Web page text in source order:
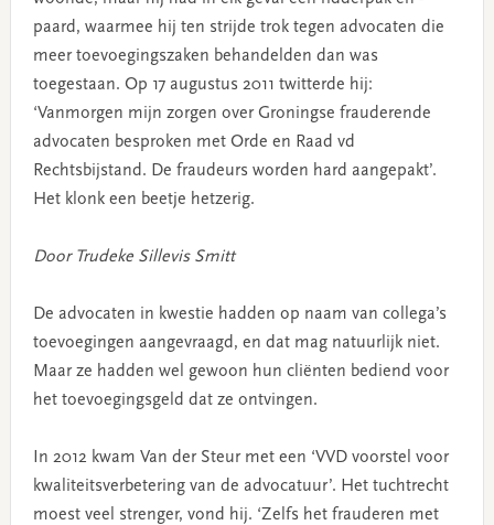
paard, waarmee hij ten strijde trok tegen advocaten die
meer toevoegingszaken behandelden dan was
toegestaan. Op 17 augustus 2011 twitterde hij:
‘Vanmorgen mijn zorgen over Groningse frauderende
advocaten besproken met Orde en Raad vd
Rechtsbijstand. De fraudeurs worden hard aangepakt’.
Het klonk een beetje hetzerig.
Door Trudeke Sillevis Smitt
De advocaten in kwestie hadden op naam van collega’s
toevoegingen aangevraagd, en dat mag natuurlijk niet.
Maar ze hadden wel gewoon hun cliënten bediend voor
het toevoegingsgeld dat ze ontvingen.
In 2012 kwam Van der Steur met een ‘VVD voorstel voor
kwaliteitsverbetering van de advocatuur’. Het tuchtrecht
moest veel strenger, vond hij. ‘Zelfs het frauderen met